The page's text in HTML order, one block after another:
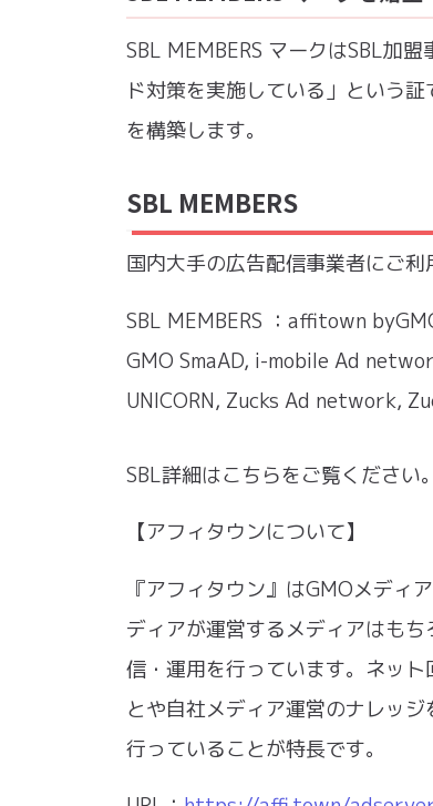
SBL MEMBERS マークはSBL加
ド対策を実施している」という
を構築します。
SBL MEMBERS
国内大手の広告配信事業者にご利
SBL MEMBERS ：affitown
GMO SmaAD, i-mobile Ad
UNICORN, Zucks Ad network,
SBL詳細はこちらをご覧ください
【アフィタウンについて】
『アフィタウン』はGMOメディ
ディアが運営するメディアはも
信・運用を行っています。ネッ
とや自社メディア運営のナレッ
行っていることが特長です。